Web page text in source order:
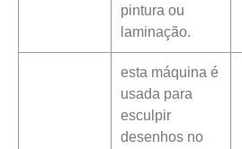
pintura ou
laminação.
esta máquina é
usada para
esculpir
desenhos no